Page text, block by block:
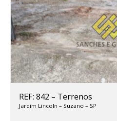
REF: 842 – Terrenos
Jardim Lincoln – Suzano – SP